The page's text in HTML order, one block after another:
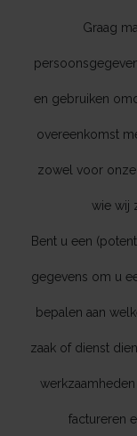
Graag
en gebruiken
overeenkomst
zowel voor
wie wij
Bent u een
gegevens om u
bepalen aan
zaak of dienst
factureren